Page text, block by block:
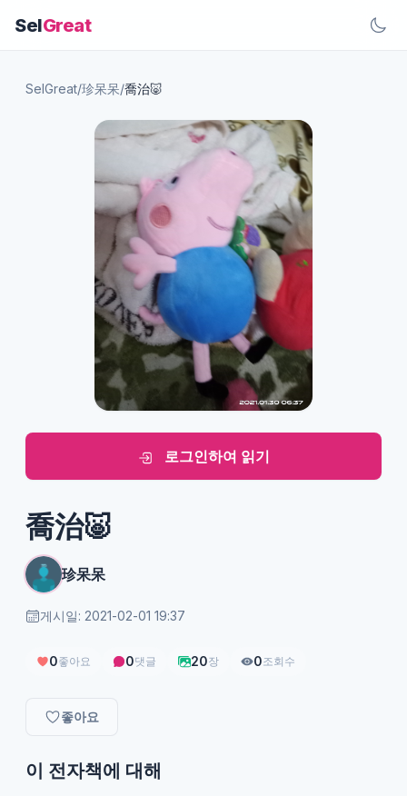
SelGreat
SelGreat/珍呆呆/喬治🐷
로그인하여 읽기
喬治🐷
珍呆呆
게시일: 2021-02-01 19:37
0좋아요 0댓글 20장 0조회수
좋아요
이 전자책에 대해